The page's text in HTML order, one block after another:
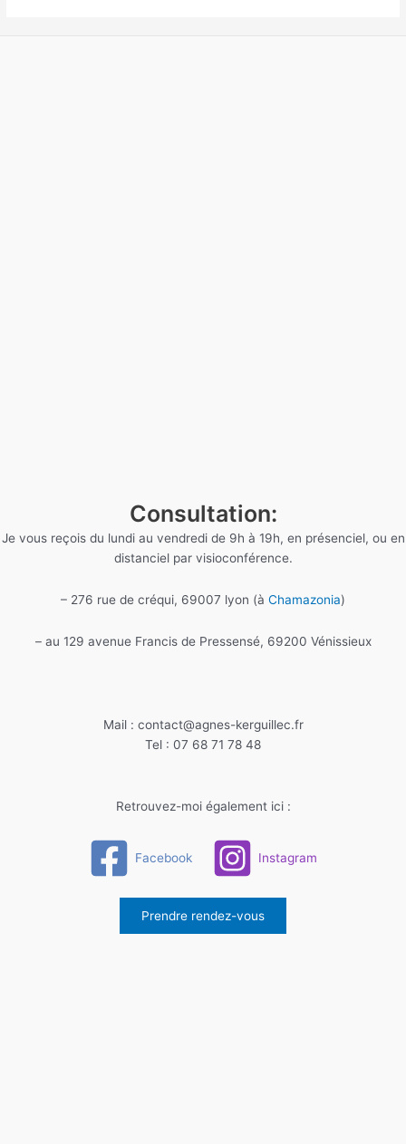
Consultation:
Je vous reçois du lundi au vendredi de 9h à 19h, en présenciel, ou en
distanciel par visioconférence.
– 276 rue de créqui, 69007 lyon (à Chamazonia)
– au 129 avenue Francis de Pressensé, 69200 Vénissieux
Mail : contact@agnes-kerguillec.fr
Tel : 07 68 71 78 48
Retrouvez-moi également ici :
Facebook Instagram
Prendre rendez-vous